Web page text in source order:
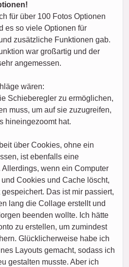
für über 100 Fotos Optionen
es so viele Optionen für
zusätzliche Funktionen gab.
war großartig und der
angemessen.
wären:
Schieberegler zu ermöglichen,
muss, um auf sie zuzugreifen,
hineingezoomt hat.
über Cookies, ohne ein
ist ebenfalls eine
wenn ein Computer
Cookies und Cache löscht,
Das ist mir passiert,
lang die Collage erstellt und
beenden wollte. Ich hätte
zu erstellen, um zumindest
Glücklicherweise habe ich
Layouts gemacht, sodass ich
gestalten musste. Aber ich